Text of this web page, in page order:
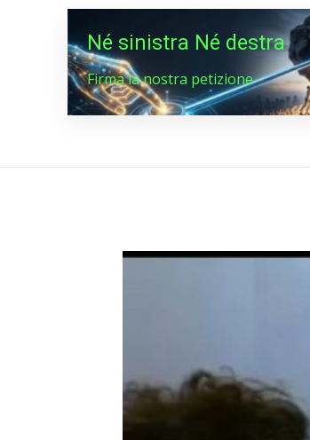
Né sinistra Né destra
Firma la nostra petizione